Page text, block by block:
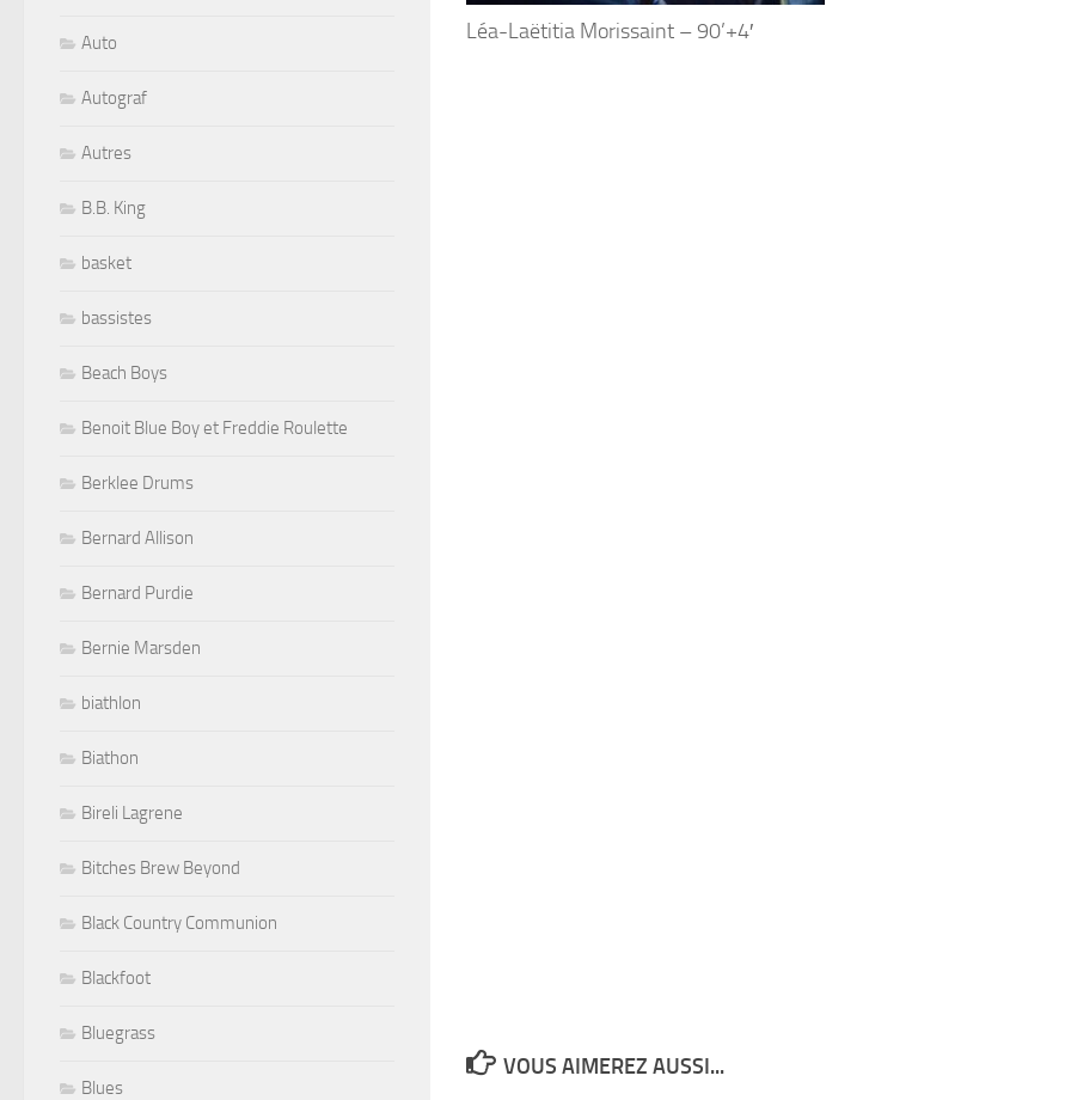
Léa-Laëtitia Morissaint – 90’+4′
VOUS AIMEREZ AUSSI...
Auto
Autograf
Autres
B.B. King
basket
bassistes
Beach Boys
Benoit Blue Boy et Freddie Roulette
Berklee Drums
Bernard Allison
Bernard Purdie
Bernie Marsden
biathlon
Biathon
Bireli Lagrene
Bitches Brew Beyond
Black Country Communion
Blackfoot
Bluegrass
Blues